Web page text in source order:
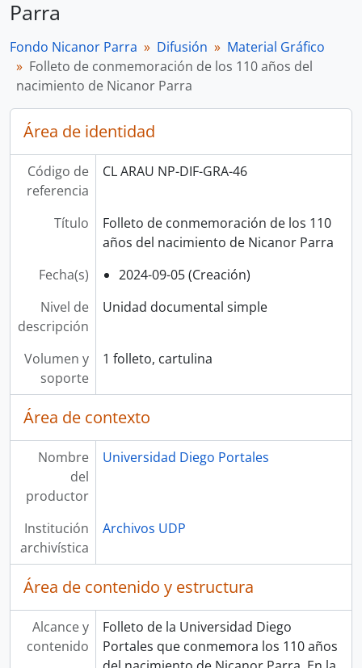
Parra
Fondo Nicanor Parra Difusión
Material Gráfico
Folleto de conmemoración de los 110 años del
nacimiento de Nicanor Parra
Área de identidad
Código de
referencia
CL ARAU NP-DIF-GRA-46
Título
Folleto de conmemoración de los 110
años del nacimiento de Nicanor Parra
Fecha(s)
2024-09-05 (Creación)
Nivel de
descripción
Unidad documental simple
Volumen y
soporte
1 folleto, cartulina
Área de contexto
Nombre
del
productor
Universidad Diego Portales
Institución
archivística
Archivos UDP
Área de contenido y estructura
Alcance y
contenido
Folleto de la Universidad Diego
Portales que conmemora los 110 años